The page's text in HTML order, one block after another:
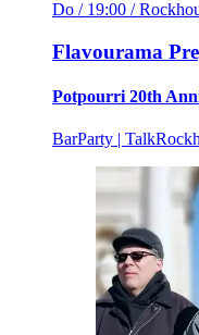
Do / 19:00 /
Flavourama
Potpourri 20th
BarParty | Talk